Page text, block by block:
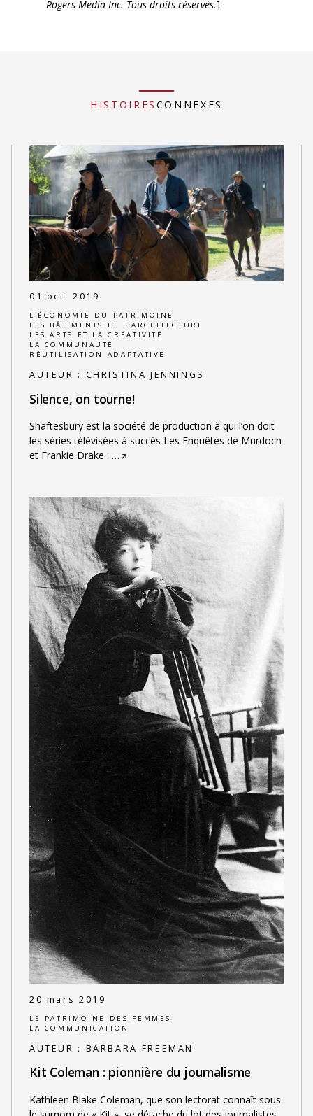
Rogers Media Inc. Tous droits réservés.]
HISTOIRES CONNEXES
01 oct. 2019
L'ÉCONOMIE DU PATRIMOINE
LES BÂTIMENTS ET L'ARCHITECTURE
LES ARTS ET LA CRÉATIVITÉ
LA COMMUNAUTÉ
RÉUTILISATION ADAPTATIVE
AUTEUR : CHRISTINA JENNINGS
Silence, on tourne!
Shaftesbury est la société de production à qui l’on doit
les séries télévisées à succès Les Enquêtes de Murdoch
et Frankie Drake : …
20 mars 2019
LE PATRIMOINE DES FEMMES
LA COMMUNICATION
AUTEUR : BARBARA FREEMAN
Kit Coleman : pionnière du journalisme
Kathleen Blake Coleman, que son lectorat connaît sous